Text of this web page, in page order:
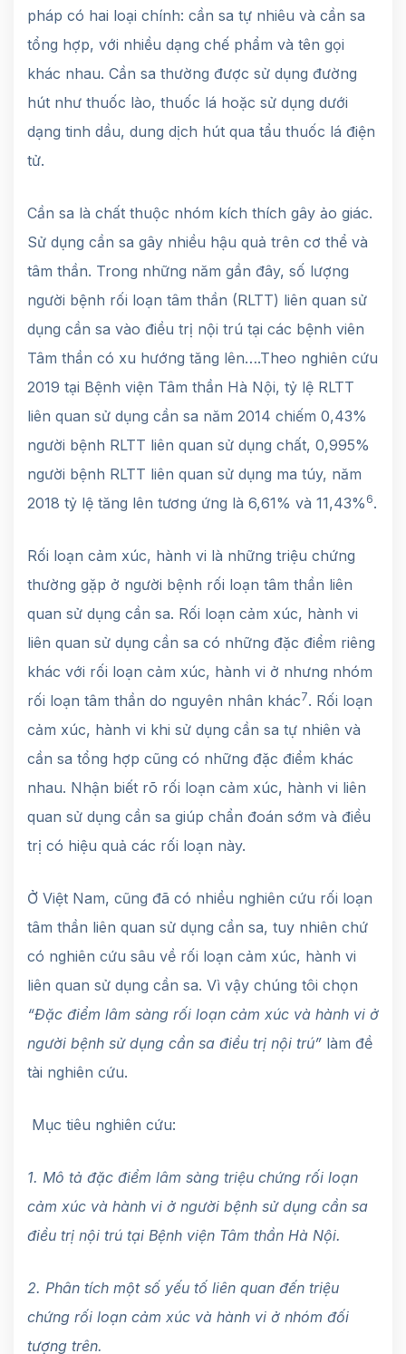
pháp có hai loại chính: cần sa tự nhiêu và cần sa
tổng hợp, với nhiều dạng chế phẩm và tên gọi
khác nhau. Cần sa thường được sử dụng đường
hút như thuốc lào, thuốc lá hoặc sử dụng dưới
dạng tinh dầu, dung dịch hút qua tẩu thuốc lá điện
tử.
Cần sa là chất thuộc nhóm kích thích gây ảo giác.
Sử dụng cần sa gây nhiều hậu quả trên cơ thể và
tâm thần. Trong những năm gần đây, số lượng
người bệnh rối loạn tâm thần (RLTT) liên quan sử
dụng cần sa vào điều trị nội trú tại các bệnh viên
Tâm thần có xu hướng tăng lên….Theo nghiên cứu
2019 tại Bệnh viện Tâm thần Hà Nội, tỷ lệ RLTT
liên quan sử dụng cần sa năm 2014 chiếm 0,43%
người bệnh RLTT liên quan sử dụng chất, 0,995%
người bệnh RLTT liên quan sử dụng ma túy, năm
2018 tỷ lệ tăng lên tương ứng là 6,61% và 11,43% 6.
Rối loạn cảm xúc, hành vi là những triệu chứng
thường gặp ở người bệnh rối loạn tâm thần liên
quan sử dụng cần sa. Rối loạn cảm xúc, hành vi
liên quan sử dụng cần sa có những đặc điểm riêng
khác với rối loạn cảm xúc, hành vi ở nhưng nhóm
rối loạn tâm thần do nguyên nhân khác7. Rối loạn
cảm xúc, hành vi khi sử dụng cần sa tự nhiên và
cần sa tổng hợp cũng có những đặc điểm khác
nhau. Nhận biết rõ rối loạn cảm xúc, hành vi liên
quan sử dụng cần sa giúp chẩn đoán sớm và điều
trị có hiệu quả các rối loạn này.
Ở Việt Nam, cũng đã có nhiều nghiên cứu rối loạn
tâm thần liên quan sử dụng cần sa, tuy nhiên chứ
có nghiên cứu sâu về rối loạn cảm xúc, hành vi
liên quan sử dụng cần sa. Vì vậy chúng tôi chọn
“Đặc điểm lâm sàng rối loạn cảm xúc và hành vi ở
người bệnh sử dụng cần sa điều trị nội trú” làm đề
tài nghiên cứu.
Mục tiêu nghiên cứu:
1. Mô tả đặc điểm lâm sàng triệu chứng rối loạn
cảm xúc và hành vi ở người bệnh sử dụng cần sa
điều trị nội trú tại Bệnh viện Tâm thần Hà Nội.
2. Phân tích một số yếu tố liên quan đến triệu
chứng rối loạn cảm xúc và hành vi ở nhóm đối
tượng trên.